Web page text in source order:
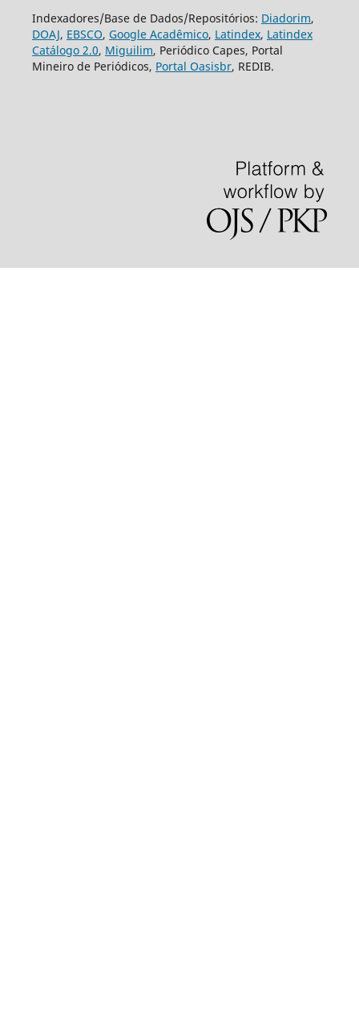
Indexadores/Base de Dados/Repositórios: Diadorim,
DOAJ, EBSCO, Google Acadêmico, Latindex, Latindex
Catálogo 2.0, Miguilim, Periódico Capes, Portal
Mineiro de Periódicos, Portal Oasisbr, REDIB.